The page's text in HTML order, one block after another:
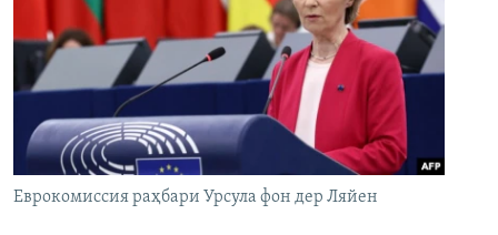
Еврокомиссия раҳбари Урсула фон дер Ляйен